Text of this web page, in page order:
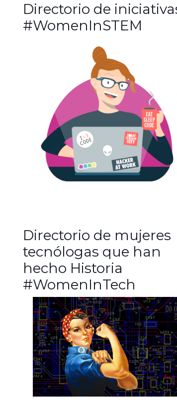
Directorio de
#WomenInSTEM
Directorio de mujeres
tecnólogas que han
hecho Historia
#WomenInTech